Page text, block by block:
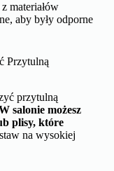
materiałów
aby były odporne
Przytulną
przytulną
salonie możesz
plisy, które
na wysokiej